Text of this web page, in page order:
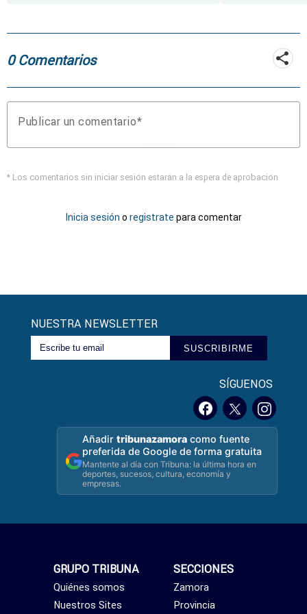
0 Comentarios
Publicar un comentario
* Los comentarios sin iniciar sesión estarán a la espera de aprobación
Inicia sesión o registrate para comentar
NUESTRA NEWSLETTER
SUSCRIBIRME
SÍGUENOS
Añadirtribunazamora como fuente
preferida de Google de forma gratuita
Mantente al día con Tribuna: la última hora en
deportes, sucesos, cultura, economía y
empresas.
SECCIONES
Zamora
Provincia
GRUPO TRIBUNA
Quiénes somos
Nuestros Sites